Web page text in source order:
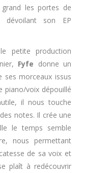
les portes de
son EP
petite production
Fyfe donne un
ses morceaux issus
piano/voix dépouillé
il nous touche
notes. Il crée une
le temps semble
nous permettant
de sa voix et
plaît à redécouvrir